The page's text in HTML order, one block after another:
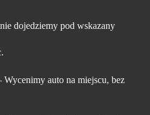
dojedziemy pod wskazany
Wycenimy auto na miejscu, bez